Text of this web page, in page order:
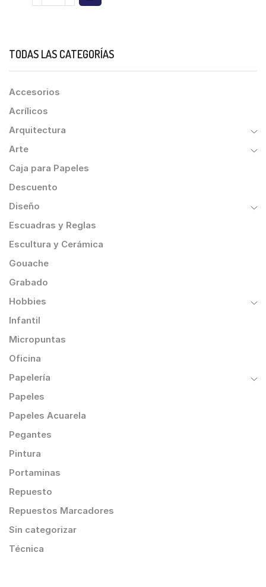
TODAS LAS CATEGORÍAS
Accesorios
Acrílicos
Arquitectura
Arte
Caja para Papeles
Descuento
Diseño
Escuadras y Reglas
Escultura y Cerámica
Gouache
Grabado
Hobbies
Infantil
Micropuntas
Oficina
Papelería
Papeles
Papeles Acuarela
Pegantes
Pintura
Portaminas
Repuesto
Repuestos Marcadores
Sin categorizar
Técnica